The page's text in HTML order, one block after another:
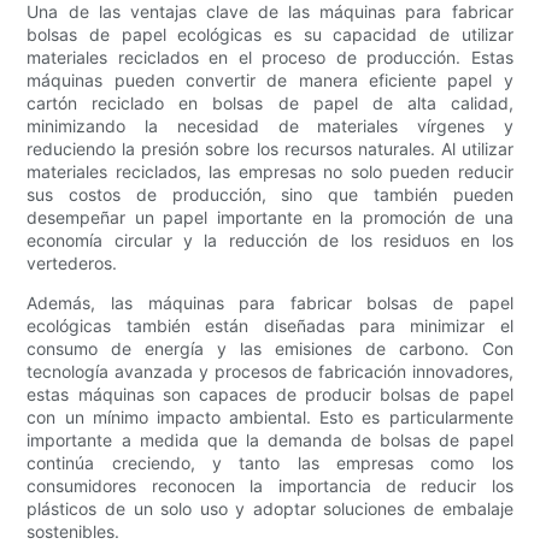
Una de las ventajas clave de las máquinas para fabricar
bolsas de papel ecológicas es su capacidad de utilizar
materiales reciclados en el proceso de producción. Estas
máquinas pueden convertir de manera eficiente papel y
cartón reciclado en bolsas de papel de alta calidad,
minimizando la necesidad de materiales vírgenes y
reduciendo la presión sobre los recursos naturales. Al utilizar
materiales reciclados, las empresas no solo pueden reducir
sus costos de producción, sino que también pueden
desempeñar un papel importante en la promoción de una
economía circular y la reducción de los residuos en los
vertederos.
Además, las máquinas para fabricar bolsas de papel
ecológicas también están diseñadas para minimizar el
consumo de energía y las emisiones de carbono. Con
tecnología avanzada y procesos de fabricación innovadores,
estas máquinas son capaces de producir bolsas de papel
con un mínimo impacto ambiental. Esto es particularmente
importante a medida que la demanda de bolsas de papel
continúa creciendo, y tanto las empresas como los
consumidores reconocen la importancia de reducir los
plásticos de un solo uso y adoptar soluciones de embalaje
sostenibles.